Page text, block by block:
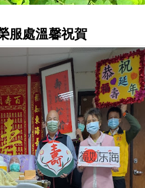
服處溫馨祝賀